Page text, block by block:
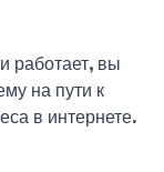
работает, вы
на пути к
в интернете.